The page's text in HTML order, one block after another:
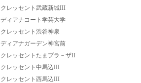
クレッセント武蔵新城III
ディアナコート学芸大学
クレッセント渋谷神泉
ディアナガーデン神宮前
クレッセントたまプラ－ザII
クレッセント中馬込III
クレッセント西馬込III